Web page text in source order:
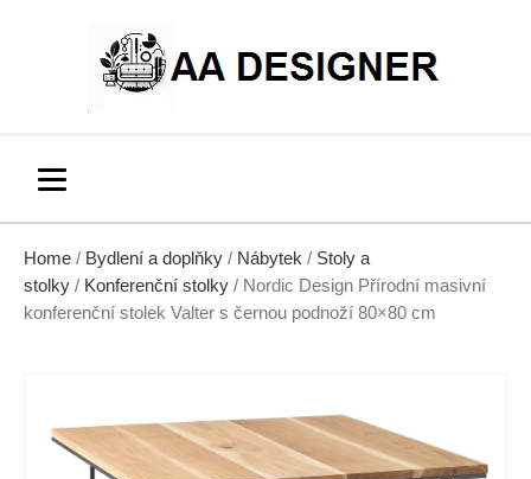
Home / Bydlení a doplňky / Nábytek / Stoly a
stolky / Konferenční stolky / Nordic Design Přírodní masivní
konferenční stolek Valter s černou podnoží 80×80 cm